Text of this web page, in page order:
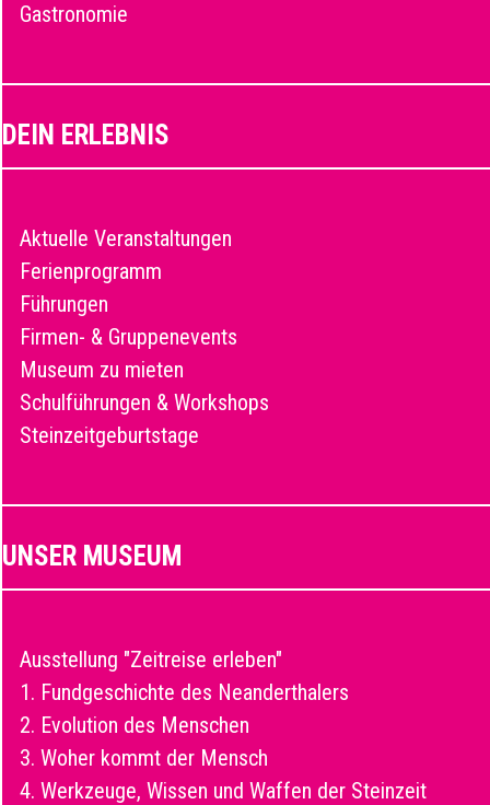
Gastronomie
DEIN ERLEBNIS
Aktuelle Veranstaltungen
Ferienprogramm
Führungen
Firmen- & Gruppenevents
Museum zu mieten
Schulführungen & Workshops
Steinzeitgeburtstage
UNSER MUSEUM
Ausstellung "Zeitreise erleben"
1. Fundgeschichte des Neanderthalers
2. Evolution des Menschen
3. Woher kommt der Mensch
4. Werkzeuge, Wissen und Waffen der Steinzeit